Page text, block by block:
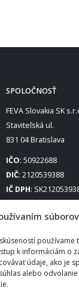
k informáciám o
údaje, ako je
alebo
SPOLOČNOSŤ
FEVA Slovakia SK
Staviteľská ul.
831 04 Bratislava
IČO: 50922688
DIČ: 2120539388
IČ DPH: